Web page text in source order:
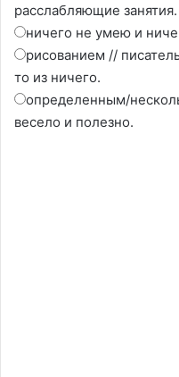
расслабляющие занятия.
ничего не умею и
рисованием //
то из ничего.
определенным/
весело и полезно.